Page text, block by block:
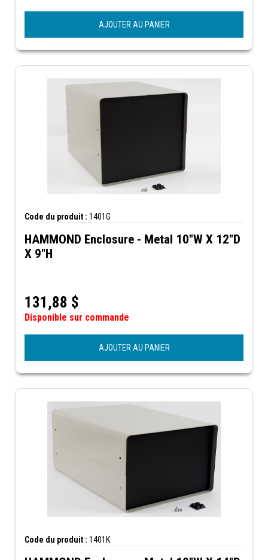
AJOUTER AU PANIER
Code du produit : 1401G
HAMMOND Enclosure - Metal 10"W X 12"D
X 9"H
131,88 $
Disponible sur commande
AJOUTER AU PANIER
Code du produit : 1401K